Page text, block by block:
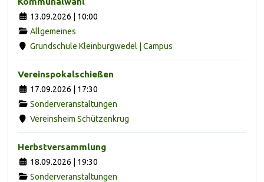
13.09.2026 | 10:00
Allgemeines
Grundschule Kleinburgwedel | Campus
Vereinspokalschießen
17.09.2026 | 17:30
Sonderveranstaltungen
Vereinsheim Schützenkrug
Herbstversammlung
18.09.2026 | 19:30
Sonderveranstaltungen